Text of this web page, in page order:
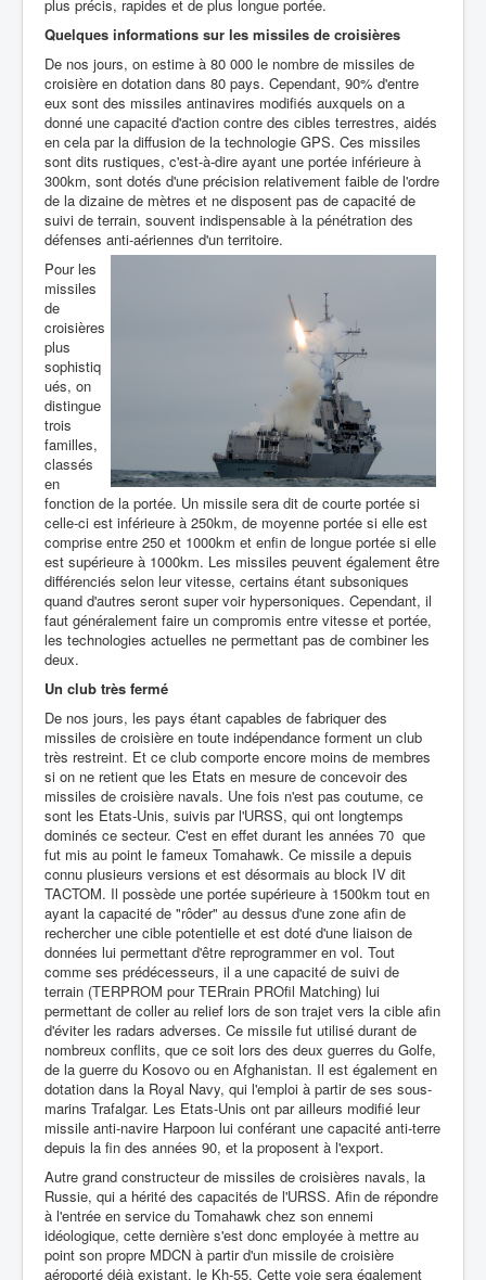
plus précis, rapides et de plus longue portée.
Quelques informations sur les missiles de croisières
De nos jours, on estime à 80 000 le nombre de missiles de
croisière en dotation dans 80 pays. Cependant, 90% d'entre
eux sont des missiles antinavires modifiés auxquels on a
donné une capacité d'action contre des cibles terrestres, aidés
en cela par la diffusion de la technologie GPS. Ces missiles
sont dits rustiques, c'est-à-dire ayant une portée inférieure à
300km, sont dotés d'une précision relativement faible de l'ordre
de la dizaine de mètres et ne disposent pas de capacité de
suivi de terrain, souvent indispensable à la pénétration des
défenses anti-aériennes d'un territoire.
Pour les
missiles
de
croisières
plus
sophistiq
ués, on
distingue
trois
familles,
classés
en
fonction de la portée. Un missile sera dit de courte portée si
celle-ci est inférieure à 250km, de moyenne portée si elle est
comprise entre 250 et 1000km et enfin de longue portée si elle
est supérieure à 1000km. Les missiles peuvent également être
différenciés selon leur vitesse, certains étant subsoniques
quand d'autres seront super voir hypersoniques. Cependant, il
faut généralement faire un compromis entre vitesse et portée,
les technologies actuelles ne permettant pas de combiner les
deux.
Un club très fermé
De nos jours, les pays étant capables de fabriquer des
missiles de croisière en toute indépendance forment un club
très restreint. Et ce club comporte encore moins de membres
si on ne retient que les Etats en mesure de concevoir des
missiles de croisière navals. Une fois n'est pas coutume, ce
sont les Etats-Unis, suivis par l'URSS, qui ont longtemps
dominés ce secteur. C'est en effet durant les années 70 que
fut mis au point le fameux Tomahawk. Ce missile a depuis
connu plusieurs versions et est désormais au block IV dit
TACTOM. Il possède une portée supérieure à 1500km tout en
ayant la capacité de "rôder" au dessus d'une zone afin de
rechercher une cible potentielle et est doté d'une liaison de
données lui permettant d'être reprogrammer en vol. Tout
comme ses prédécesseurs, il a une capacité de suivi de
terrain (TERPROM pour TERrain PROfil Matching) lui
permettant de coller au relief lors de son trajet vers la cible afin
d'éviter les radars adverses. Ce missile fut utilisé durant de
nombreux conflits, que ce soit lors des deux guerres du Golfe,
de la guerre du Kosovo ou en Afghanistan. Il est également en
dotation dans la Royal Navy, qui l'emploi à partir de ses sous-
marins Trafalgar. Les Etats-Unis ont par ailleurs modifié leur
missile anti-navire Harpoon lui conférant une capacité anti-terre
depuis la fin des années 90, et la proposent à l'export.
Autre grand constructeur de missiles de croisières navals, la
Russie, qui a hérité des capacités de l'URSS. Afin de répondre
à l'entrée en service du Tomahawk chez son ennemi
idéologique, cette dernière s'est donc employée à mettre au
point son propre MDCN à partir d'un missile de croisière
aéroporté déjà existant, le Kh-55. Cette voie sera également